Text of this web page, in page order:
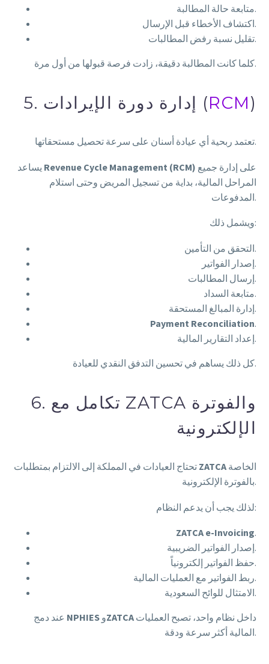
متابعة حالة المطالبة.
اكتشاف الأخطاء قبل الإرسال.
تقليل نسبة رفض المطالبات.
كلما كانت المطالبة دقيقة، زادت فرصة قبولها من أول مرة.
5. إدارة دورة الإيرادات (RCM)
تعتمد ربحية أي عيادة أسنان على سرعة تحصيل مستحقاتها.
Revenue Cycle Management (RCM)
المراحل المالية، بداية من تسجيل المريض وحتى استلام
المدفوعات.
ويشمل ذلك:
التحقق من التأمين.
إصدار الفواتير.
إرسال المطالبات.
متابعة السداد.
إدارة المبالغ المستحقة.
Payment Reconciliation.
إعداد التقارير المالية.
كل ذلك يساهم في تحسين التدفق النقدي للعيادة.
6. تكامل مع ZATCA والفوترة
الإلكترونية
ZATCA
بالفوترة الإلكترونية.
لذلك يجب أن يدعم النظام:
ZATCA e-Invoicing.
إصدار الفواتير الضريبية.
حفظ الفواتير إلكترونياً.
ربط الفواتير مع العمليات المالية.
الامتثال للوائح السعودية.
NPHIES وZATCA
المالية أكثر سرعة ودقة.